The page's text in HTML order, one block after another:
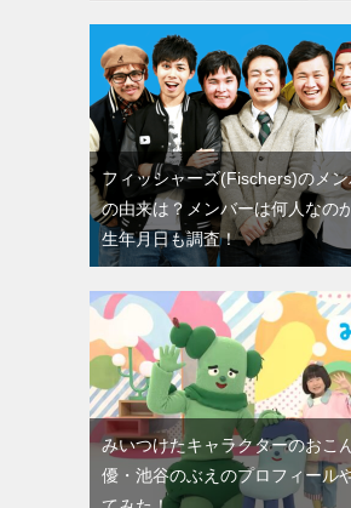
フィッシャーズ(Fischers)のメ
の由来は？メンバーは何人なの
生年月日も調査！
みいつけたキャラクターのおこ
優・池谷のぶえのプロフィール